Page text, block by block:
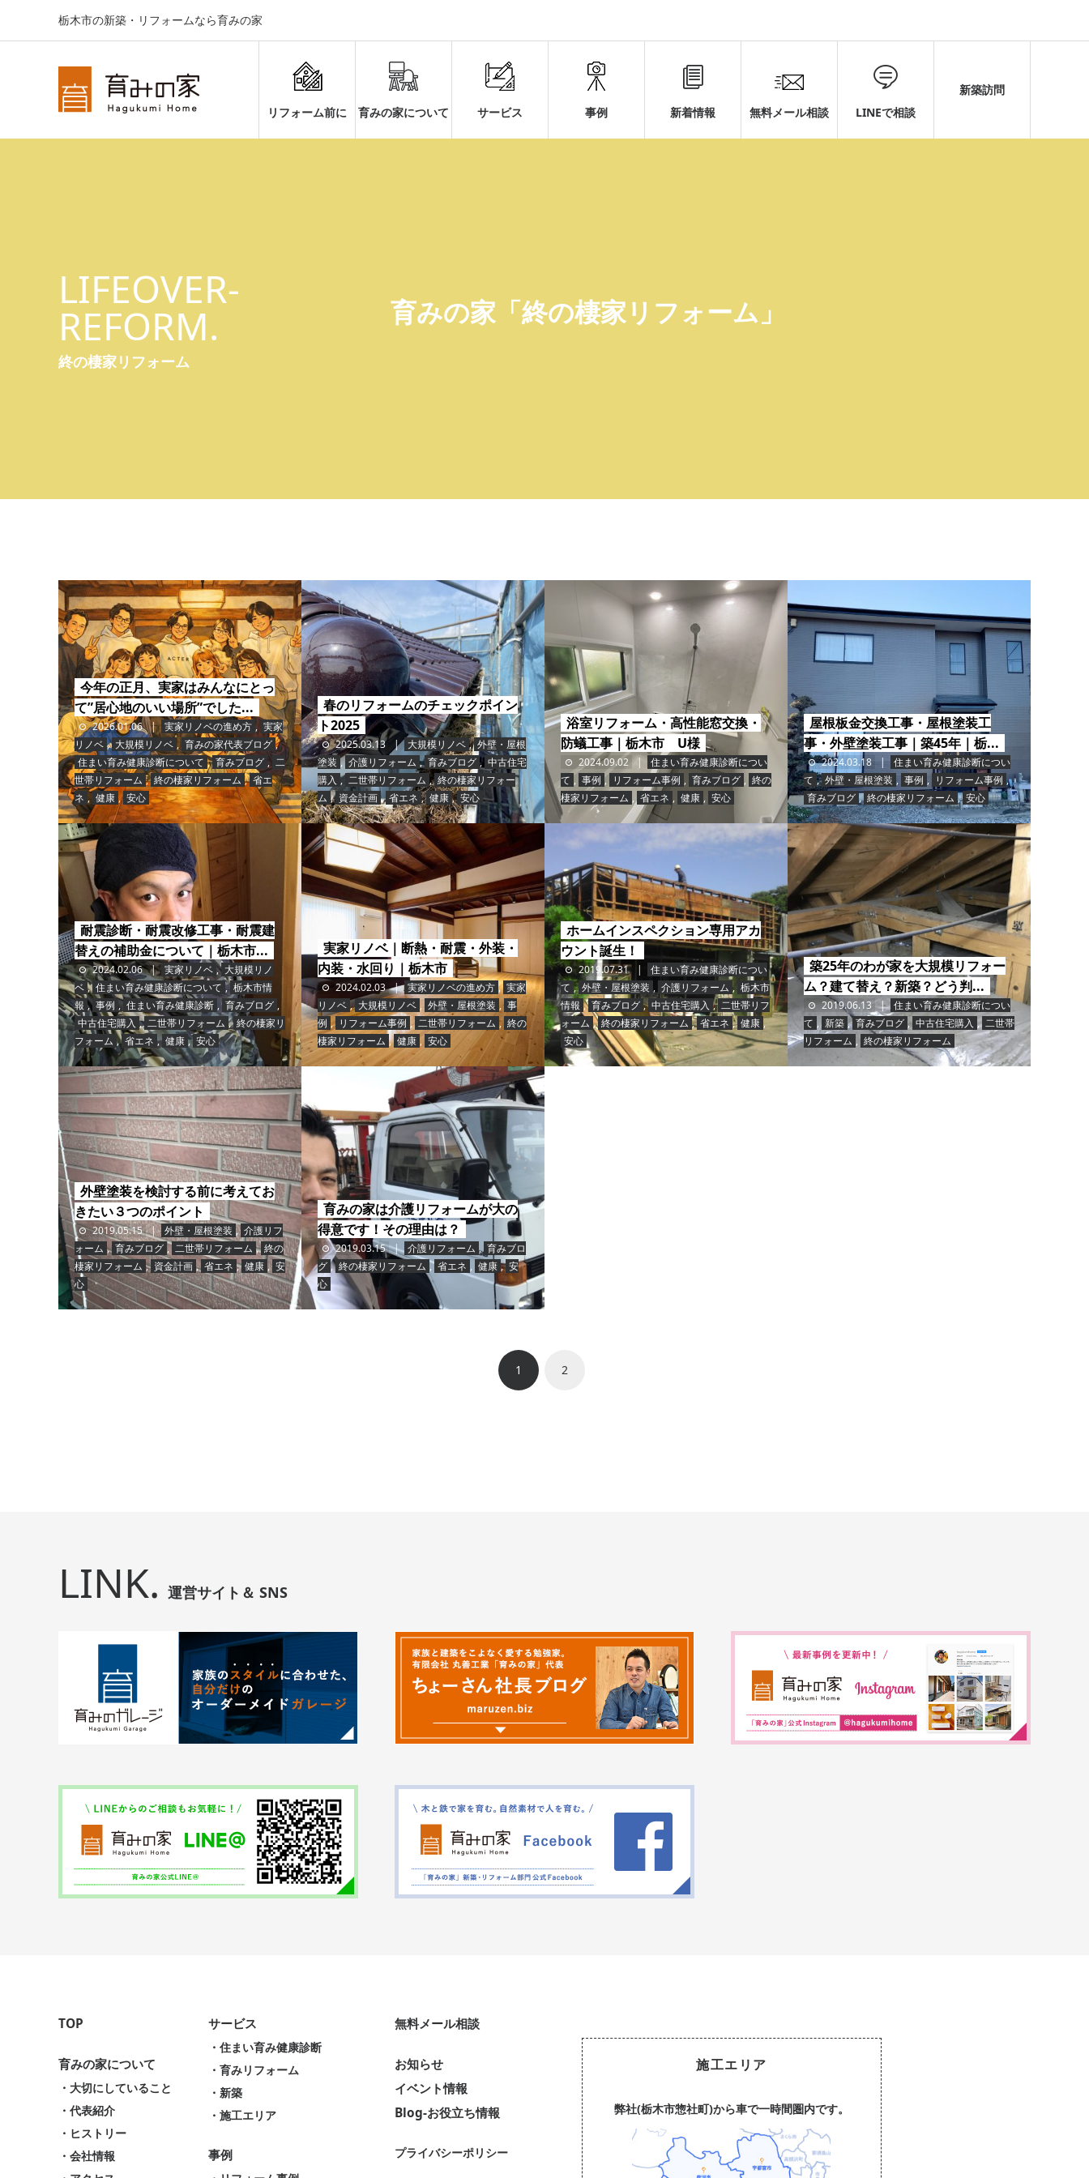
栃木市の新築・リフォームなら育みの家
リフォーム前に 育みの家について サービス 事例 新着情報 無料メール相談 LINEで相談
新築訪問
LIFEOVER-
REFORM.
終の棲家リフォーム
育みの家「終の棲家リフォーム」
今年の正月、実家はみんなにとっ
て”居心地のいい場所”でした...
2026.01.06 実家リノベの進め方 , 実家
リノベ , 大規模リノベ , 育みの家代表ブログ ,
住まい育み健康診断について , 育みブログ , 二
世帯リフォーム , 終の棲家リフォーム , 省エ
ネ , 健康 , 安心
春のリフォームのチェックポイン
ト2025
2025.03.13 大規模リノベ , 外壁・屋根
塗装 , 介護リフォーム , 育みブログ , 中古住宅
購入 , 二世帯リフォーム , 終の棲家リフォー
ム , 資金計画 , 省エネ , 健康 , 安心
浴室リフォーム・高性能窓交換・
防蟻工事｜栃木市 U様
2024.09.02
住まい育み健康診断につい
て , 事例 , リフォーム事例 , 育みブログ , 終の
棲家リフォーム , 省エネ , 健康 , 安心
屋根板金交換工事・屋根塗装工
事・外壁塗装工事｜築45年｜栃...
2024.03.18
住まい育み健康診断につい
て , 外壁・屋根塗装 , 事例 , リフォーム事例 ,
育みブログ , 終の棲家リフォーム , 安心
耐震診断・耐震改修工事・耐震建
替えの補助金について｜栃木市...
2024.02.06 実家リノベ , 大規模リノ
ベ , 住まい育み健康診断について , 栃木市情
報 , 事例 , 住まい育み健康診断 , 育みブログ ,
中古住宅購入 , 二世帯リフォーム , 終の棲家リ
フォーム , 省エネ , 健康 , 安心
実家リノベ｜断熱・耐震・外装・
内装・水回り｜栃木市
2024.02.03 実家リノベの進め方 , 実家
リノベ , 大規模リノベ , 外壁・屋根塗装 , 事
例 , リフォーム事例 , 二世帯リフォーム , 終の
棲家リフォーム , 健康 , 安心
ホームインスペクション専用アカ
ウント誕生！
2019.07.31
住まい育み健康診断につい
て , 外壁・屋根塗装 , 介護リフォーム , 栃木市
情報 , 育みブログ , 中古住宅購入 , 二世帯リフ
ォーム , 終の棲家リフォーム , 省エネ , 健康 ,
安心
築25年のわが家を大規模リフォー
ム？建て替え？新築？どう判...
2019.06.13
住まい育み健康診断につい
て , 新築 , 育みブログ , 中古住宅購入 , 二世帯
リフォーム , 終の棲家リフォーム
外壁塗装を検討する前に考えてお
きたい３つのポイント
2019.05.15 外壁・屋根塗装 , 介護リフ
ォーム , 育みブログ , 二世帯リフォーム , 終の
棲家リフォーム , 資金計画 , 省エネ , 健康 , 安
心
育みの家は介護リフォームが大の
得意です！その理由は？
2019.03.15 介護リフォーム , 育みブロ
グ , 終の棲家リフォーム , 省エネ , 健康 , 安
心
1 2
LINK. 運営サイト＆ SNS
TOP
育みの家について
・大切にしていること
・代表紹介
・ヒストリー
・会社情報
サービス
・住まい育み健康診断
・育みリフォーム
・新築
・施工エリア
事例
無料メール相談
お知らせ
イベント情報
Blog-お役立ち情報
プライバシーポリシー
施工エリア
弊社(栃木市惣社町)から車で一時間圏内です。